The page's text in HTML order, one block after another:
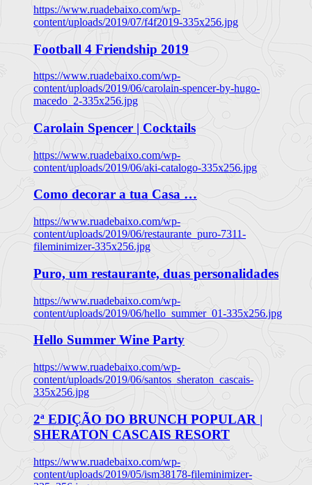
https://www.ruadebaixo.com/wp-
content/uploads/2019/07/f4f2019-335x256.jpg
Football 4 Friendship 2019
https://www.ruadebaixo.com/wp-
content/uploads/2019/06/carolain-spencer-by-hugo-
macedo_2-335x256.jpg
Carolain Spencer | Cocktails
https://www.ruadebaixo.com/wp-
content/uploads/2019/06/aki-catalogo-335x256.jpg
Como decorar a tua Casa …
https://www.ruadebaixo.com/wp-
content/uploads/2019/06/restaurante_puro-7311-
fileminimizer-335x256.jpg
Puro, um restaurante, duas personalidades
https://www.ruadebaixo.com/wp-
content/uploads/2019/06/hello_summer_01-335x256.jpg
Hello Summer Wine Party
https://www.ruadebaixo.com/wp-
content/uploads/2019/06/santos_sheraton_cascais-
335x256.jpg
2ª EDIÇÃO DO BRUNCH POPULAR |
SHERATON CASCAIS RESORT
https://www.ruadebaixo.com/wp-
content/uploads/2019/05/ism38178-fileminimizer-